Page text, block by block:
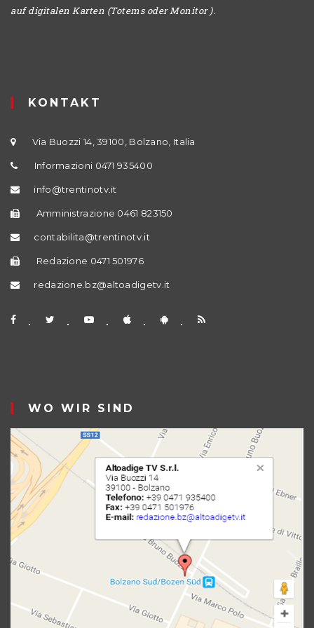
auf digitalen Karten (Totems oder Monitor ).
KONTAKT
Via Buozzi 14, 39100, Bolzano, Italia
Informazioni 0471 935400
info@trentinotv.it
Amministrazione 0461 823150
contabilita@trentinotv.it
Redazione 0471 501976
redazione.bz@altoadigetv.it
WO WIR SIND